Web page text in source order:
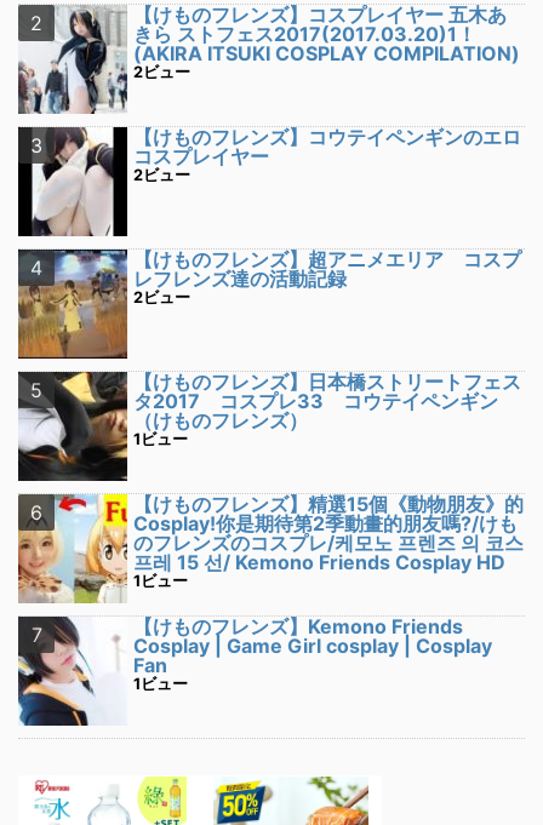
【けものフレンズ】コスプレイヤー 五木あ
きら ストフェス2017(2017.03.20)1！
(AKIRA ITSUKI COSPLAY COMPILATION)
2ビュー
【けものフレンズ】コウテイペンギンのエロ
コスプレイヤー
2ビュー
【けものフレンズ】超アニメエリア コスプ
レフレンズ達の活動記録
2ビュー
【けものフレンズ】日本橋ストリートフェス
タ2017 コスプレ33 コウテイペンギン
（けものフレンズ）
1ビュー
【けものフレンズ】精選15個《動物朋友》的
Cosplay!你是期待第2季動畫的朋友嗎?/けも
のフレンズのコスプレ/케모노 프렌즈 의 코스
프레 15 선/ Kemono Friends Cosplay HD
1ビュー
【けものフレンズ】Kemono Friends
Cosplay | Game Girl cosplay | Cosplay
Fan
1ビュー